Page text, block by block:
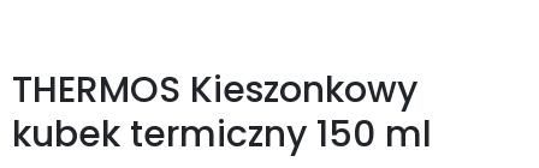
THERMOS Kieszonkowy
kubek termiczny 150 ml